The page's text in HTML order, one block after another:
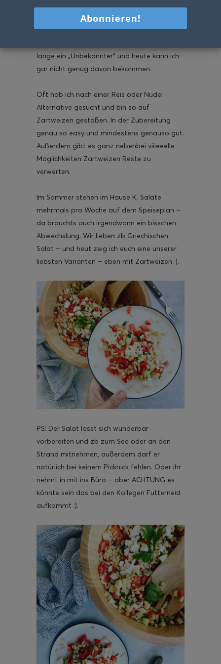
Eis am Stil
lange ein „Unbekannter“ und heute kann ich
gar nicht genug davon bekommen.
Oft hab ich nach einer Reis oder Nudel
Alternative gesucht und bin so auf
Zartweizen gestoßen. In der Zubereitung
genau so easy und mindestens genauso gut.
Außerdem gibt es ganz nebenbei viiieeelle
Möglichkeiten Zartweizen Reste zu
verwerten.
Im Sommer stehen im Hause K. Salate
mehrmals pro Woche auf dem Speiseplan –
da brauchts auch irgendwann ein bisschen
Abwechslung. Wir lieben zb Griechischen
Salat – und heut zeig ich euch eine unserer
liebsten Varianten – eben mit Zartweizen :).
PS: Der Salat lässt sich wunderbar
vorbereiten und zb zum See oder an den
Strand mitnehmen, außerdem darf er
natürlich bei keinem Picknick fehlen. Oder ihr
nehmt in mit ins Büro – aber ACHTUNG es
könnte sein das bei den Kollegen Futterneid
aufkommt :).